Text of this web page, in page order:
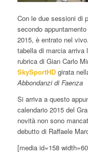
Con le due sessioni di
secondo
2015, è entrato nel
tabella di marcia arriva
rubrica di Gian Carlo
SkySportHD girata
Abbondanzi di Faenza
Si arriva a questo
calendario 2015 del
novità non sono
debutto di Raffaele
[media id=158